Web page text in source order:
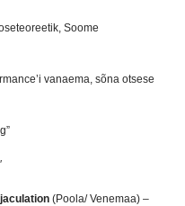
Soome
vanaema, sõna otsese
(Poola/ Venemaa) –